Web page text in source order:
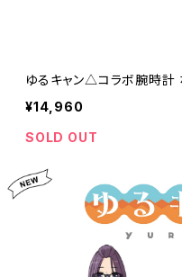
ゆるキャン△コラボ腕時計
¥14,960
SOLD OUT